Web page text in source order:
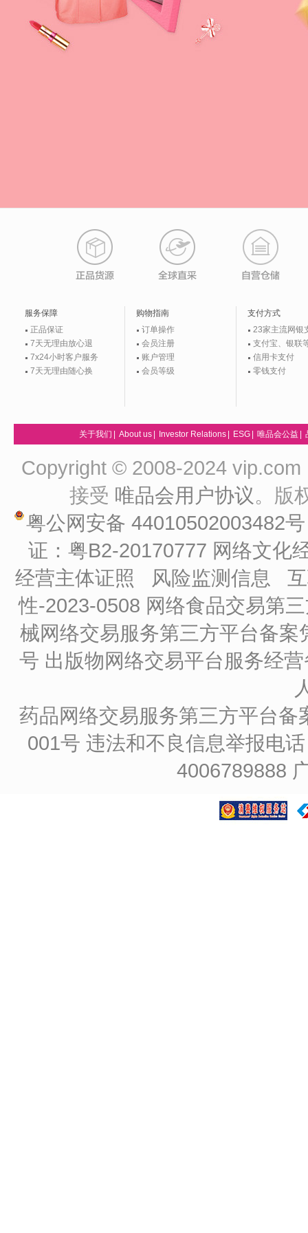
服务保障
正品保证
7天无理由放心退
7x24小时客户服务
7天无理由随心换
购物指南
订单操作
会员注册
账户管理
会员等级
支付方式
23家主流网银
支付宝、银联
信用卡支付
零钱支付
关于我们 About us Investor Relations ESG 唯品会公益
Copyright © 2008-2024
接受 唯品会用户协议。版
粤公网安备 44010502003482
证：粤B2-20170777 网络文化
经营主体证照
风险监测信息
性-2023-0508 网络食品交易第
械网络交易服务第三方平台备
号 出版物网络交易平台服务经
药品网络交易服务第三方平台
001号 违法和不良信息举报电
4006789888